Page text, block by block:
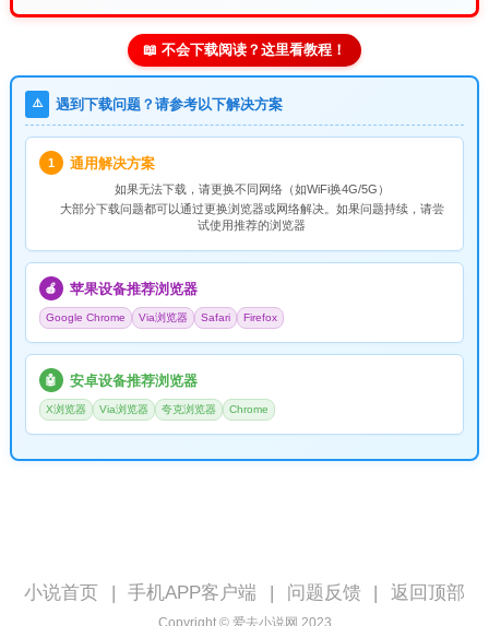
📖 不会下载阅读？这里看教程！
⚠️ 遇到下载问题？请参考以下解决方案
1 通用解决方案
如果无法下载，请更换不同网络（如WiFi换4G/5G）
大部分下载问题都可以通过更换浏览器或网络解决。如果问题持续，请尝
试使用推荐的浏览器
🍎 苹果设备推荐浏览器
Google Chrome Via浏览器 Safari Firefox
🤖 安卓设备推荐浏览器
X浏览器 Via浏览器 夸克浏览器 Chrome
小说首页 手机APP客户端 问题反馈 返回顶部
Copyright © 爱去小说网 2023